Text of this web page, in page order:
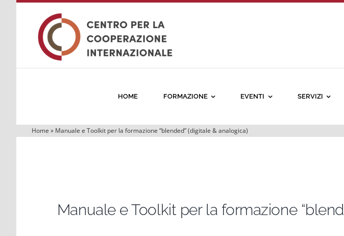
HOME FORMAZIONE EVENTI SERVIZI
Home » Manuale e Toolkit per la formazione “blended” (digitale & analogica)
Manuale e Toolkit per la formazione